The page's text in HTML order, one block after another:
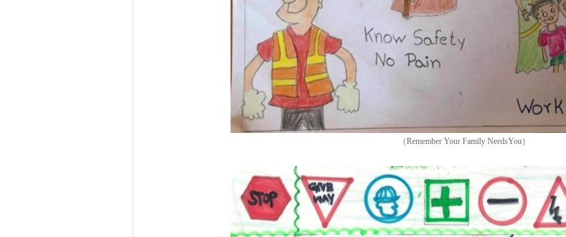
（Remember Your Family NeedsYou）